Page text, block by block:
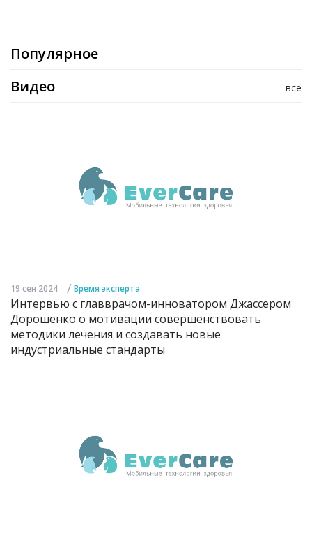
Популярное
все
Видео
19 сен 2024 / Время эксперта
Интервью с главврачом-инноватором Джассером
Дорошенко о мотивации совершенствовать
методики лечения и создавать новые
индустриальные стандарты